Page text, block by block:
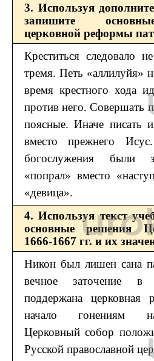
3. Используя
запишите
церковной реформы
Креститься следовало
тремя. Петь «аллилуйя»
время крестного хода
против него. Совершать
поясные. Иначе писать
вместо прежнего
богослужения были
«попрал» вместо
«девица».
4. Используя текст
основные решения
1666-1667 гг. и их
Никон был лишен сана
вечное заточение в
поддержана церковная
начало гонениям
Церковный собор
Русской православной